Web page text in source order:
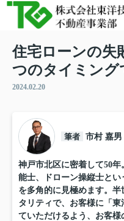
住宅ローンの失
つのタイミング
2024.02.20
筆者 市村 嘉男
神戸市北区に密着して50
能士、ドローン操縦士と
を多角的に見極めます。
タリティで、お客様に「
ていただけるよう、お客